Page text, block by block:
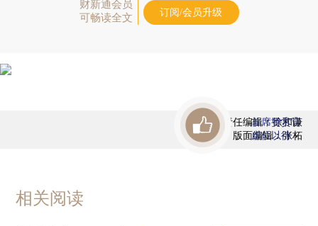
财新通会员
可畅读全文
订阅/会员升级
责任编辑：徐和谦
版面编辑：张柘
首席赞赏官
虚位以待
相关阅读